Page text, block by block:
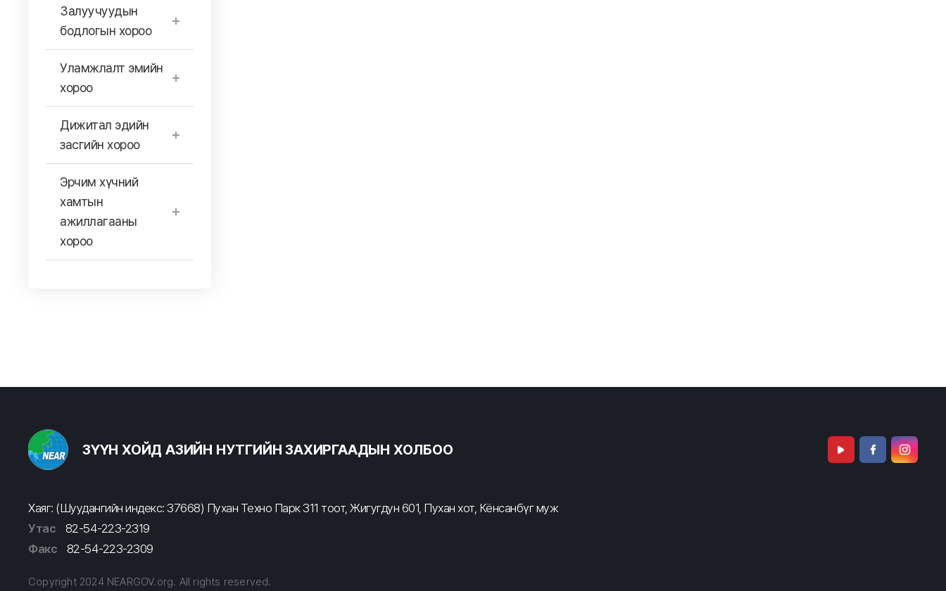
Залуучуудын
бодлогын хороо
Уламжлалт эмийн
хороо
Дижитал эдийн
засгийн хороо
Эрчим хүчний
хамтын
ажиллагааны
хороо
ЗҮҮН ХОЙД АЗИЙН НУТГИЙН ЗАХИРГААДЫН ХОЛБОО
Хаяг: (Шуудангийн индекс: 37668) Пухан Техно Парк 311 тоот, Жигугдун 601, Пухан хот, Кёнсанбүг муж
Утас
82-54-223-2319
Факс
82-54-223-2309
Copyright 2024 NEARGOV.org. All rights reserved.